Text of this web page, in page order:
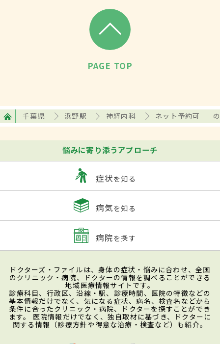
PAGE TOP
千葉県 浜野駅 神経内科 ネット予約可
悩みに寄り添うアプローチ
症状を知る
病気を知る
病院を探す
ドクターズ・ファイルは、身体の症状・悩みに合わせ、全国
のクリニック・病院、ドクターの情報を調べることができる
地域医療情報サイトです。
診療科目、行政区、沿線・駅、診療時間、医院の特徴などの
基本情報だけでなく、気になる症状、病名、検査名などから
条件に合ったクリニック・病院、ドクターを探すことができ
ます。 医院情報だけでなく、独自取材に基づき、ドクターに
関する情報（診療方針や得意な治療・検査など）も紹介。